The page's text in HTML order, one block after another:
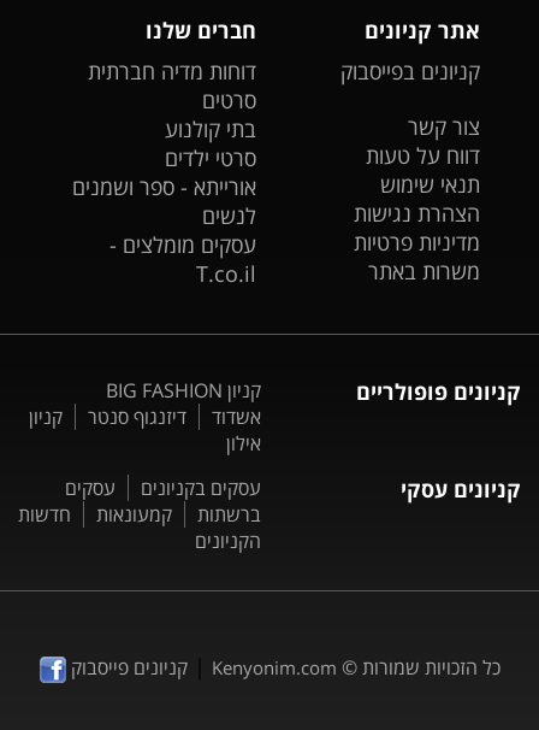
אתר קניונים
קניונים בפייסבוק
צור קשר
דווח על טעות
תנאי שימוש
הצהרת נגישות
מדיניות פרטיות
משרות באתר
חברים שלנו
דוחות מדיה חברתית
סרטים
בתי קולנוע
סרטי ילדים
אורייתא - ספר ושמנים
לנשים
עסקים מומלצים -
T.co.il
קניונים פופולריים
קניון BIG FASHION
אשדוד
דיזנגוף סנטר
קניון
אילון
קניונים עסקי עסקים בקניונים
עסקים
ברשתות
קמעונאות
חדשות
הקניונים
כל הזכויות שמורות © Kenyonim.com
|קניונים פייסבוק